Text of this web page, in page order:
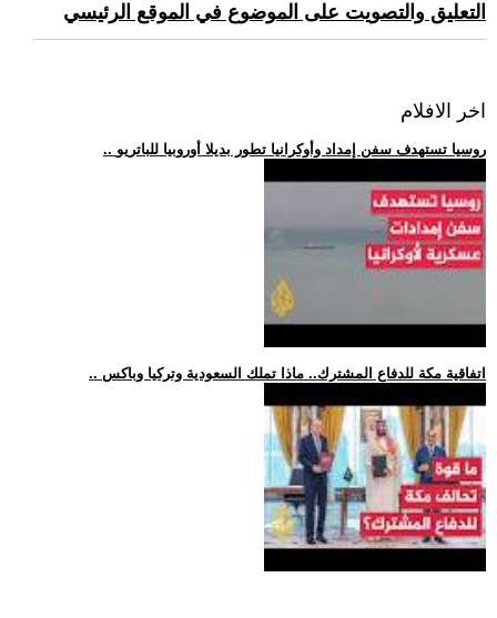
التعليق والتصويت على الموضوع في الموقع الرئيسي
اخر الافلام
.. روسيا تستهدف سفن إمداد وأوكرانيا تطور بديلا أوروبيا للباتريو
.. اتفاقية مكة للدفاع المشترك.. ماذا تملك السعودية وتركيا وباكس